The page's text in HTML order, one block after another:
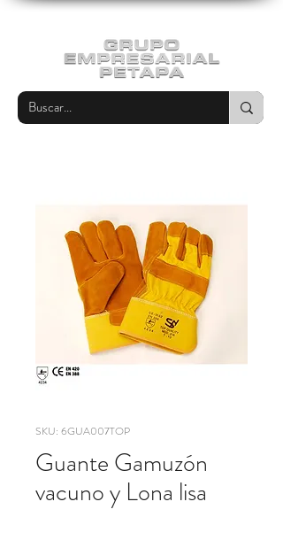
SKU: 6GUA007TOP
Guante Gamuzón
vacuno y Lona lisa